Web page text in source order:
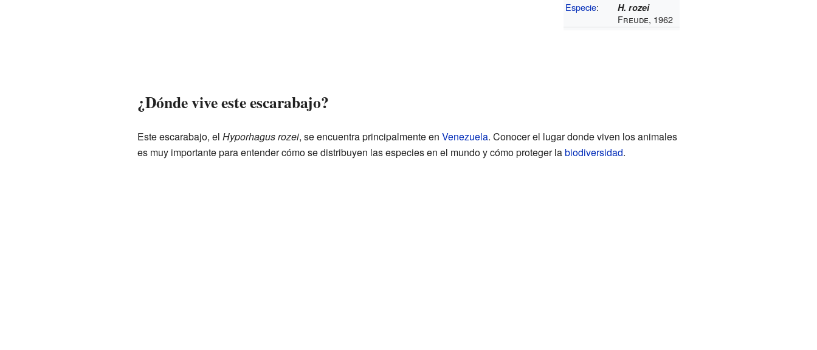
Especie: H. rozei
Freude, 1962
¿Dónde vive este escarabajo?
Este escarabajo, el Hyporhagus rozei, se encuentra principalmente en Venezuela. Conocer el lugar donde viven los animales
es muy importante para entender cómo se distribuyen las especies en el mundo y cómo proteger labiodiversidad.